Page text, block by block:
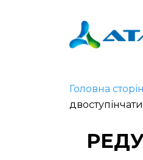
Головна